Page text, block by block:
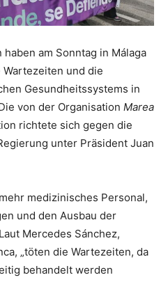
am Sonntag in Málaga
und die
Gesundheitssystems in
von der Organisation Marea
richtete sich gegen die
unter Präsident Juan
medizinisches Personal,
und den Ausbau der
Mercedes Sánchez,
„töten die Wartezeiten, da
behandelt werden